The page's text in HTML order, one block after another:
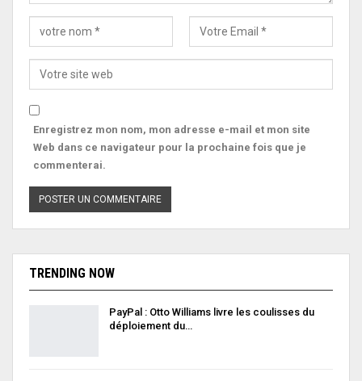
Enregistrez mon nom, mon adresse e-mail et mon site
Web dans ce navigateur pour la prochaine fois que je
commenterai.
TRENDING NOW
PayPal : Otto Williams livre les coulisses du
déploiement du…